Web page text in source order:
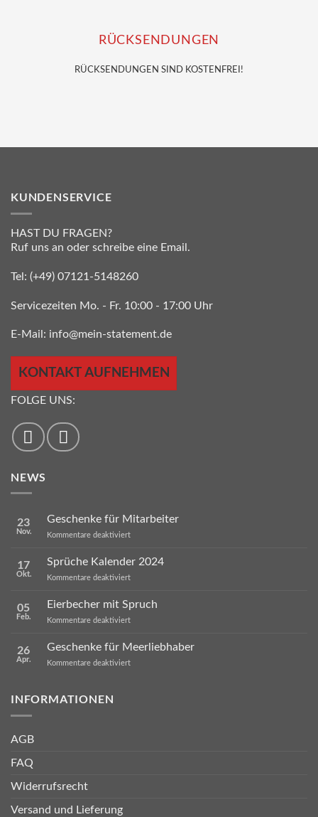
RÜCKSENDUNGEN
RÜCKSENDUNGEN SIND KOSTENFREI!
KUNDENSERVICE
HAST DU FRAGEN?
Ruf uns an oder schreibe eine Email.
Tel: (+49) 07121-5148260
Servicezeiten Mo. - Fr. 10:00 - 17:00 Uhr
E-Mail: info@mein-statement.de
KONTAKT AUFNEHMEN
FOLGE UNS:
NEWS
23
Nov.
Geschenke für Mitarbeiter
Kommentare deaktiviertfür
Mitarbeiter
17
Okt.
Sprüche Kalender 2024
Kommentare deaktiviertfür
2024
05
Feb.
Eierbecher mit Spruch
Kommentare deaktiviertfür
Spruch
26
Apr.
Geschenke für Meerliebhaber
Kommentare deaktiviertfür
INFORMATIONEN
AGB
FAQ
Widerrufsrecht
Versand und Lieferung